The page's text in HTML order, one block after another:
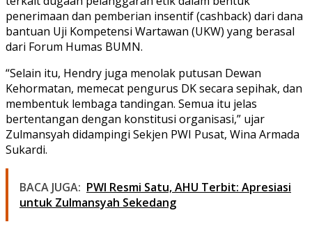
penerimaan dan pemberian insentif (cashback) dari dana
bantuan Uji Kompetensi Wartawan (UKW) yang berasal
dari Forum Humas BUMN.
“Selain itu, Hendry juga menolak putusan Dewan
Kehormatan, memecat pengurus DK secara sepihak, dan
membentuk lembaga tandingan. Semua itu jelas
bertentangan dengan konstitusi organisasi,” ujar
Zulmansyah didampingi Sekjen PWI Pusat, Wina Armada
Sukardi.
BACA JUGA: PWI Resmi Satu, AHU Terbit: Apresiasi
untuk Zulmansyah Sekedang